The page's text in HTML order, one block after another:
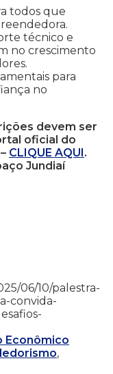
todos que
técnico e
no crescimento
para
no
devem ser
oficial do
CLIQUE AQUI.
Jundiaí
06/10/palestra-
convida-
Econômico
,